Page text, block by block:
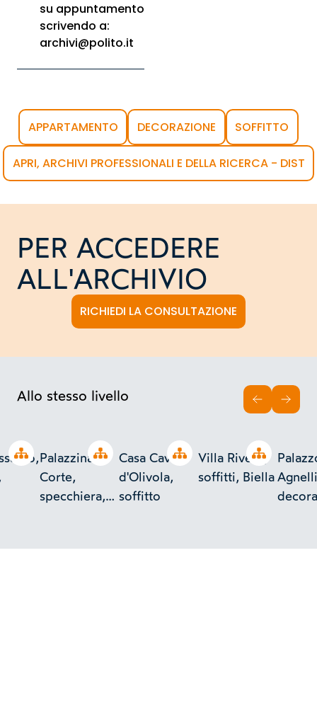
su appuntamento
scrivendo a:
archivi@polito.it
APPARTAMENTO DECORAZIONE SOFFITTO
APRI, ARCHIVI PROFESSIONALI E DELLA RICERCA - DIST
PER ACCEDERE
ALL'ARCHIVIO
RICHIEDI LA CONSULTAZIONE
Allo stesso livello
Open tree Open tree
Palazzina
Corte,
specchiera,
Open tree
Casa Cavalli
d'Olivola,
soffitto
Open tree
Villa Rivetti,
soffitti, Biella
INDIETRO